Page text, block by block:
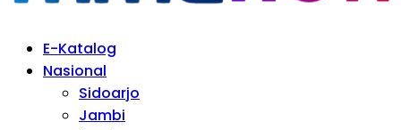
E-Katalog
Nasional
Sidoarjo
Jambi